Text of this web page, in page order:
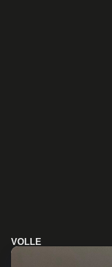
VOLLE
Душова кабіна 90х90